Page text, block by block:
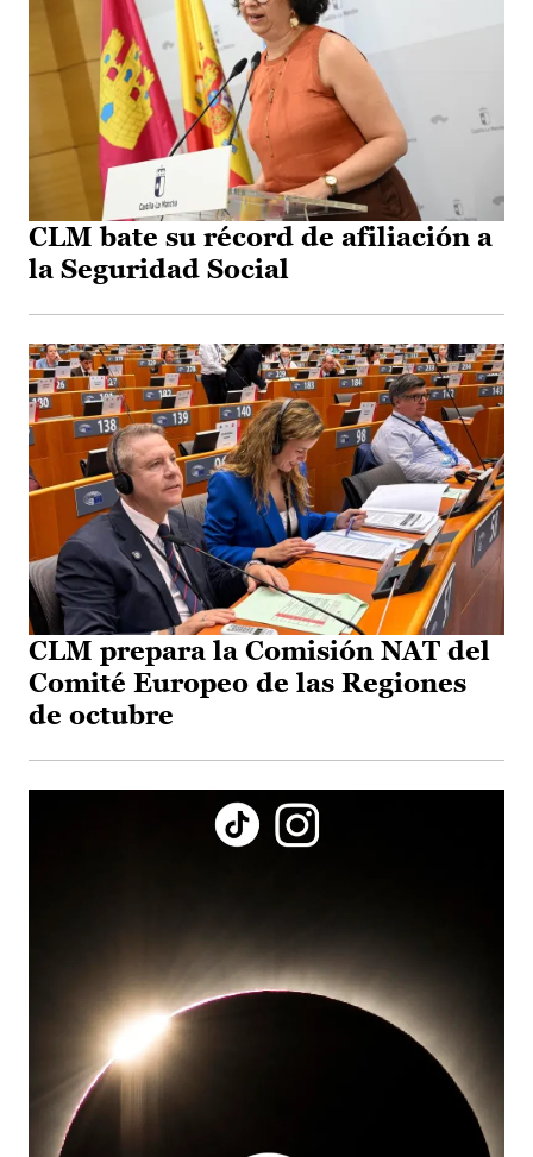
CLM bate su récord de afiliación a
la Seguridad Social
CLM prepara la Comisión NAT del
Comité Europeo de las Regiones
de octubre